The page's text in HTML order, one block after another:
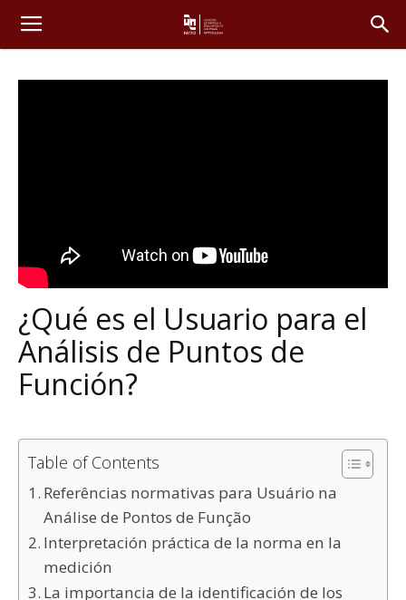
¿Qué es el Usuario para el
Análisis de Puntos de
Función?
Table of Contents
Referências normativas para Usuário na
Análise de Pontos de Função
Interpretación práctica de la norma en la
medición
La importancia de la identificación de los